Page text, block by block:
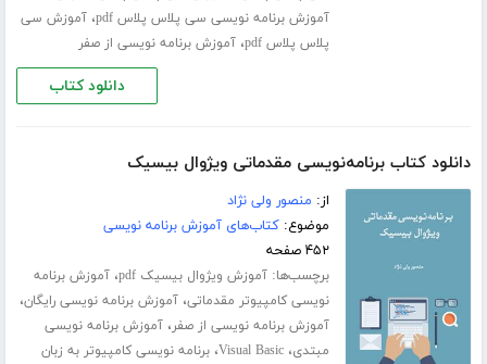
آموزش برنامه نویسی سی پلاس پلاس pdf ،آموزش سی
پلاس پلاس pdf
،آموزش برنامه نویسی از صفر
دانلود کتاب
دانلود کتاب برنامه‌نویسی مقدماتی ویژوال بیسیک
از: منصور ولی نژاد
موضوع:کتاب‌های آموزش برنامه نویسی
۴۵۲ صفحه
برچسب‌ها:آموزش ویژوال بیسیک pdf ،آموزش برنامه
نویسی کامپیوتر مقدماتی،آموزش برنامه نویسی رایگان،
آموزش برنامه نویسی از صفر،آموزش برنامه نویسی
مبتدی،Visual Basic،برنامه نویسی کامپیوتر به زبان